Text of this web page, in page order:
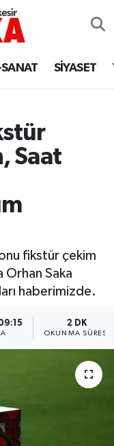
SANAT SİYASET
Saat
fikstür çekim
Orhan Saka
haberimizde.
2 DK
OKUNMA SÜRESI